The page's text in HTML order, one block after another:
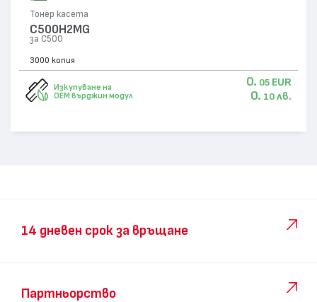
Тонер касета
C500H2MG
за C500
3000 копия
Изкупуване на
OEM върджин модул
0. 05 EUR
0. 10 лв.
14 дневен срок за връщане
Партньорство